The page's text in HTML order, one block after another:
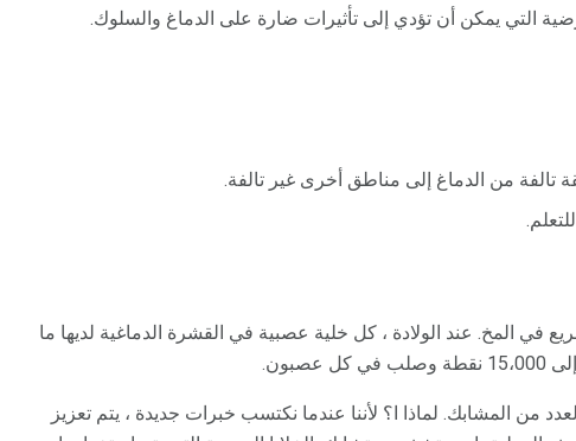
التي يمكن أن تؤدي إلى تأثيرات ضارة على الدماغ والسلوك.
من الدماغ إلى مناطق أخرى غير تالفة.
في المخ. عند الولادة ، كل خلية عصبية في القشرة الدماغية لديها ما
من المشابك. لماذا ا؟ لأننا عندما نكتسب خبرات جديدة ، يتم تعزيز